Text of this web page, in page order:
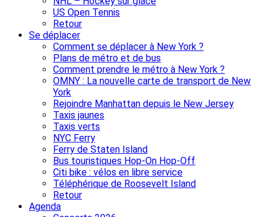
US Open Tennis
Retour
Se déplacer
Comment se déplacer à New York ?
Plans de métro et de bus
Comment prendre le métro à New York ?
OMNY : La nouvelle carte de transport de New
York
Rejoindre Manhattan depuis le New Jersey
Taxis jaunes
Taxis verts
NYC Ferry
Ferry de Staten Island
Bus touristiques Hop-On Hop-Off
Citi bike : vélos en libre service
Téléphérique de Roosevelt Island
Retour
Agenda